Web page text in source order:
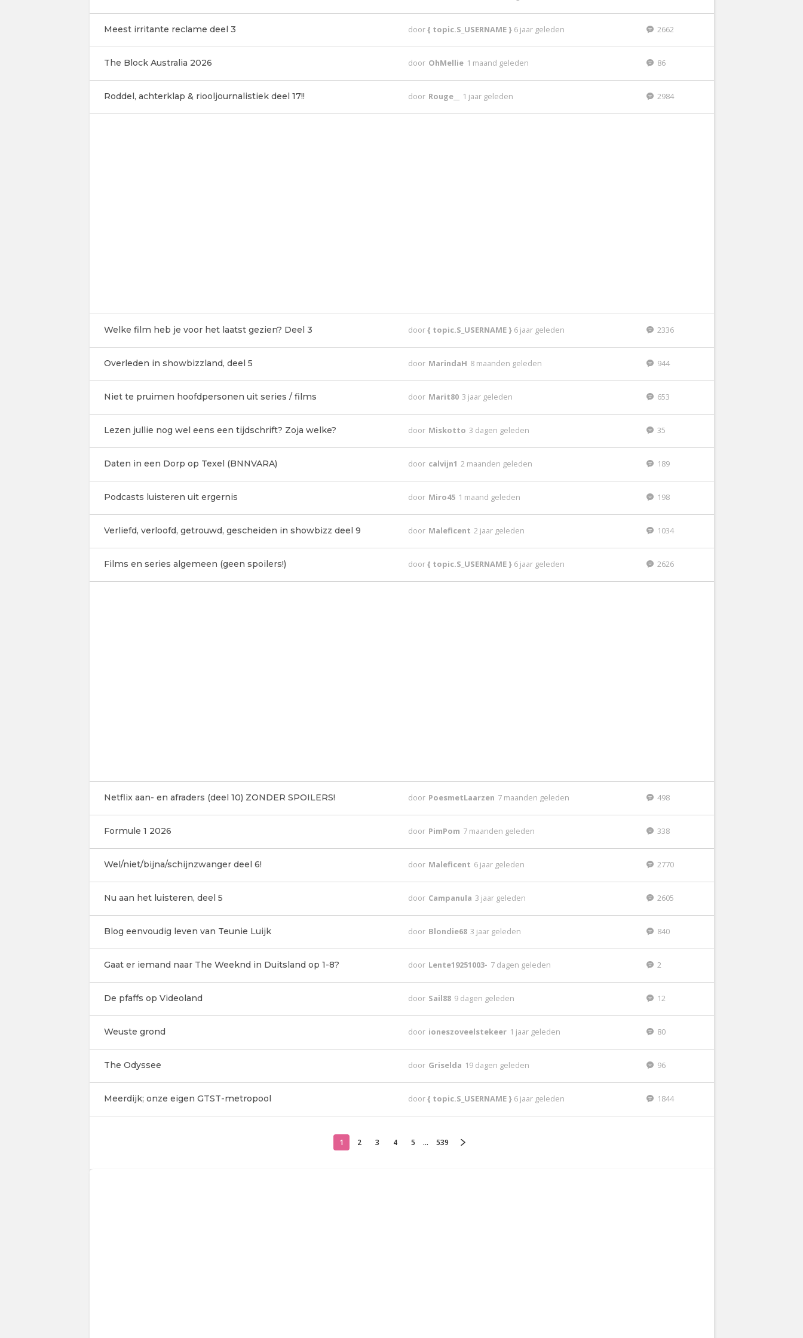
Meest irritante reclame deel 3 door{ topic.S_USERNAME } 6 jaar geleden 2662
The Block Australia 2026 door OhMellie 1 maand geleden 86
Roddel, achterklap & riooljournalistiek deel 17!! door Rouge__ 1 jaar geleden 2984
Welke film heb je voor het laatst gezien? Deel 3 door{ topic.S_USERNAME } 6 jaar geleden 2336
Overleden in showbizzland, deel 5 door MarindaH 8 maanden geleden 944
Niet te pruimen hoofdpersonen uit series / films door Marit80 3 jaar geleden 653
Lezen jullie nog wel eens een tijdschrift? Zoja welke? door Miskotto 3 dagen geleden 35
Daten in een Dorp op Texel (BNNVARA) door calvijn1 2 maanden geleden 189
Podcasts luisteren uit ergernis door Miro45 1 maand geleden 198
Verliefd, verloofd, getrouwd, gescheiden in showbizz deel 9 door Maleficent 2 jaar geleden 1034
Films en series algemeen (geen spoilers!) door{ topic.S_USERNAME } 6 jaar geleden 2626
Netflix aan- en afraders (deel 10) ZONDER SPOILERS! door PoesmetLaarzen 7 maanden geleden 498
Formule 1 2026 door PimPom 7 maanden geleden 338
Wel/niet/bijna/schijnzwanger deel 6! door Maleficent 6 jaar geleden 2770
Nu aan het luisteren, deel 5 door Campanula 3 jaar geleden 2605
Blog eenvoudig leven van Teunie Luijk door Blondie68 3 jaar geleden 840
Gaat er iemand naar The Weeknd in Duitsland op 1-8? door Lente19251003- 7 dagen geleden 2
De pfaffs op Videoland door Sail88 9 dagen geleden 12
Weuste grond door ioneszoveelstekeer 1 jaar geleden 80
The Odyssee door Griselda 19 dagen geleden 96
Meerdijk; onze eigen GTST-metropool door{ topic.S_USERNAME } 6 jaar geleden 1844
1 2 3 4 5 ... 539